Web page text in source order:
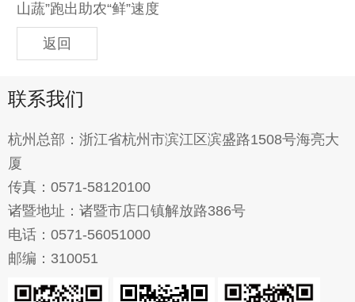
山蔬”跑出助农“鲜”速度
返回
联系我们
杭州总部：浙江省杭州市滨江区滨盛路1508号海亮大
厦
传真：0571-58120100
诸暨地址：诸暨市店口镇解放路386号
电话：0571-56051000
邮编：310051